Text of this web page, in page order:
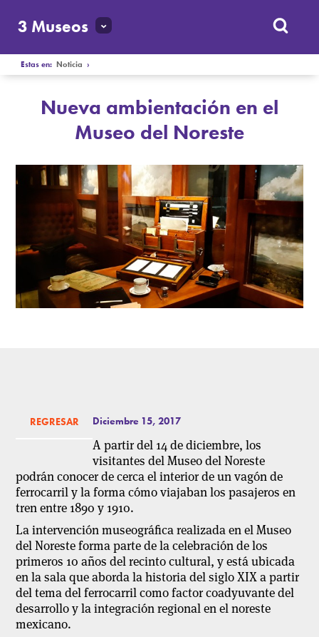
3 Museos
Estas en:Noticia ›
Nueva ambientación en el
Museo del Noreste
REGRESAR Diciembre 15, 2017
A partir del 14 de diciembre, los
visitantes del Museo del Noreste
podrán conocer de cerca el interior de un vagón de
ferrocarril y la forma cómo viajaban los pasajeros en
tren entre 1890 y 1910.
La intervención museográfica realizada en el Museo
del Noreste forma parte de la celebración de los
primeros 10 años del recinto cultural, y está ubicada
en la sala que aborda la historia del siglo XIX a partir
del tema del ferrocarril como factor coadyuvante del
desarrollo y la integración regional en el noreste
mexicano.